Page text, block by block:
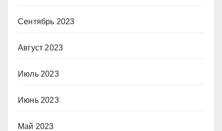
Сентябрь 2023
Август 2023
Июль 2023
Июнь 2023
Май 2023